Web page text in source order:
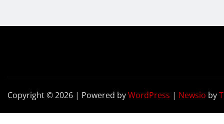
Copyright © 2026 | Powered byWordPress | Newsio by